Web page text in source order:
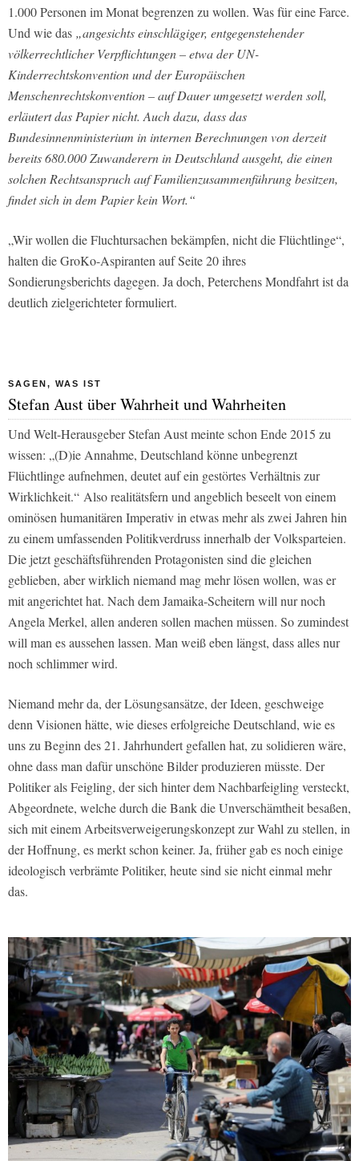
1.000 Personen im Monat begrenzen zu wollen. Was für eine Farce.
Und wie das „angesichts einschlägiger, entgegenstehender
völkerrechtlicher Verpflichtungen – etwa der UN-
Kinderrechtskonvention und der Europäischen
Menschenrechtskonvention – auf Dauer umgesetzt werden soll,
erläutert das Papier nicht. Auch dazu, dass das
Bundesinnenministerium in internen Berechnungen von derzeit
bereits 680.000 Zuwanderern in Deutschland ausgeht, die einen
solchen Rechtsanspruch auf Familienzusammenführung besitzen,
findet sich in dem Papier kein Wort.“
„Wir wollen die Fluchtursachen bekämpfen, nicht die Flüchtlinge“,
halten die GroKo-Aspiranten auf Seite 20 ihres
Sondierungsberichts dagegen. Ja doch, Peterchens Mondfahrt ist da
deutlich zielgerichteter formuliert.
SAGEN, WAS IST
Stefan Aust über Wahrheit und Wahrheiten
Und Welt-Herausgeber Stefan Aust meinte schon Ende 2015 zu
wissen: „(D)ie Annahme, Deutschland könne unbegrenzt
Flüchtlinge aufnehmen, deutet auf ein gestörtes Verhältnis zur
Wirklichkeit.“ Also realitätsfern und angeblich beseelt von einem
ominösen humanitären Imperativ in etwas mehr als zwei Jahren hin
zu einem umfassenden Politikverdruss innerhalb der Volksparteien.
Die jetzt geschäftsführenden Protagonisten sind die gleichen
geblieben, aber wirklich niemand mag mehr lösen wollen, was er
mit angerichtet hat. Nach dem Jamaika-Scheitern will nur noch
Angela Merkel, allen anderen sollen machen müssen. So zumindest
will man es aussehen lassen. Man weiß eben längst, dass alles nur
noch schlimmer wird.
Niemand mehr da, der Lösungsansätze, der Ideen, geschweige
denn Visionen hätte, wie dieses erfolgreiche Deutschland, wie es
uns zu Beginn des 21. Jahrhundert gefallen hat, zu solidieren wäre,
ohne dass man dafür unschöne Bilder produzieren müsste. Der
Politiker als Feigling, der sich hinter dem Nachbarfeigling versteckt,
Abgeordnete, welche durch die Bank die Unverschämtheit besaßen,
sich mit einem Arbeitsverweigerungskonzept zur Wahl zu stellen, in
der Hoffnung, es merkt schon keiner. Ja, früher gab es noch einige
ideologisch verbrämte Politiker, heute sind sie nicht einmal mehr
das.